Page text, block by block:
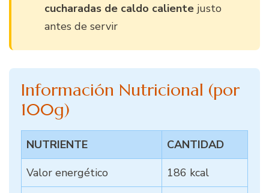
cucharadas de caldo caliente justo
antes de servir
Información Nutricional (por
100g)
NUTRIENTE
CANTIDAD
Valor energético
186 kcal